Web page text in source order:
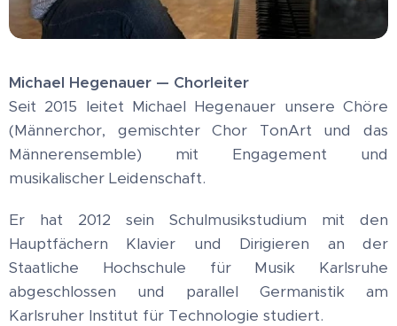
Michael Hegenauer — Chorleiter
Seit 2015 leitet Michael Hegenauer unsere Chöre
(Männerchor, gemischter Chor TonArt und das
Männerensemble) mit Engagement und
musikalischer Leidenschaft.
Er hat 2012 sein Schulmusikstudium mit den
Hauptfächern Klavier und Dirigieren an der
Staatliche Hochschule für Musik Karlsruhe
abgeschlossen und parallel Germanistik am
Karlsruher Institut für Technologie studiert.